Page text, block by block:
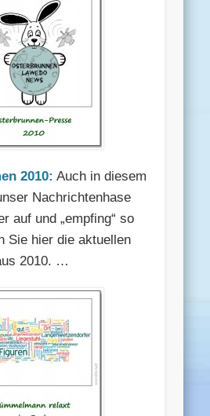
2010: Auch in diesem
Nachrichtenhase
auf und „empfing“ so
Sie hier die aktuellen
2010. …